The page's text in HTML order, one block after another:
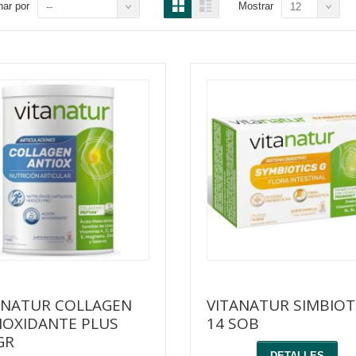
por -- Mostrar 12
COLLAGEN
PLUS
VITANATUR
14 SOB